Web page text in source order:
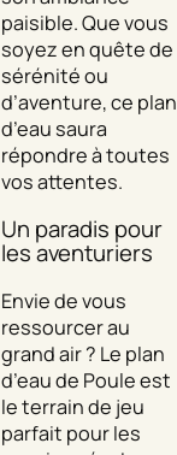
paisible. Que vous
soyez en quête de
sérénité ou
d’aventure, ce plan
d’eau saura
répondre à toutes
vos attentes.
Un paradis pour
les aventuriers
Envie de vous
ressourcer au
grand air ? Le plan
d’eau de Poule est
le terrain de jeu
parfait pour les